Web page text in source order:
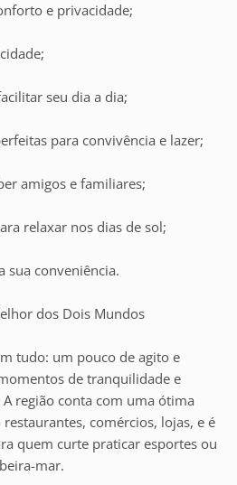
e privacidade;
seu dia a dia;
para convivência e lazer;
amigos e familiares;
relaxar nos dias de sol;
sua conveniência.
dos Dois Mundos
tudo: um pouco de agito e
de tranquilidade e
região conta com uma ótima
comércios, lojas, e é
quem curte praticar esportes ou
mar.